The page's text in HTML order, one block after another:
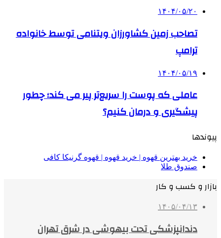
۱۴۰۴/۰۵/۲۰
تصاحب زمین کشاورزان ویتنامی توسط خانواده
ترامپ
۱۴۰۴/۰۵/۱۹
عاملی که پوست را سریع‌تر پیر می کند؛ چطور
پیشگیری و درمان کنیم؟
پیوندها
خرید بهترین قهوه | خرید قهوه | قهوه گرنیکا کافی
صندوق طلا
بازار و کسب و کار
۱۴۰۵/۰۴/۱۳
دندانپزشکی تحت بیهوشی در شرق تهران